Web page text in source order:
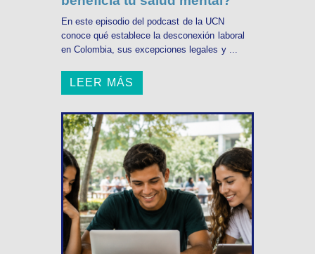
En este episodio del podcast de la UCN
conoce qué establece la desconexión laboral
en Colombia, sus excepciones legales y ...
LEER MÁS